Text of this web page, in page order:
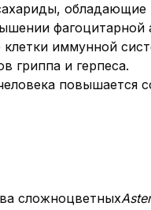
фагоцитарной
иммунной
гриппа и герпеса.
повышается
сложноцветных